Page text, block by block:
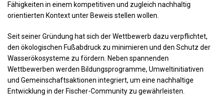
Fähigkeiten in einem kompetitiven und zugleich nachhaltig
orientierten Kontext unter Beweis stellen wollen.
Seit seiner Gründung hat sich der Wettbewerb dazu verpflichtet,
den ökologischen Fußabdruck zu minimieren und den Schutz der
Wasserökosysteme zu fördern. Neben spannenden
Wettbewerben werden Bildungsprogramme, Umweltinitiativen
und Gemeinschaftsaktionen integriert, um eine nachhaltige
Entwicklung in der Fischer-Community zu gewährleisten.